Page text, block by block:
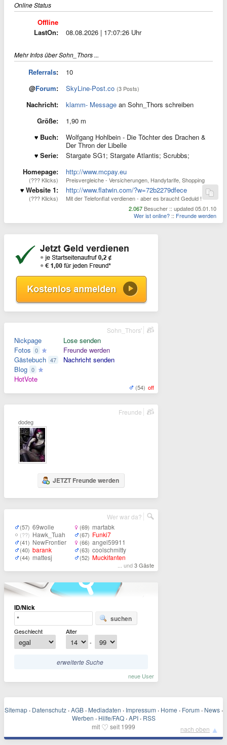
Online Status
Offline
LastOn:
08.08.2026 | 17:07:26 Uhr
Mehr Infos über Sohn_Thors ...
Referrals:
10
@Forum: SkyLine-Post.co (3 Posts)
Nachricht: klamm- Message an Sohn_Thors schreiben
Größe:
1,90 m
Buch:
Wolfgang Hohlbein - Die Töchter des Drachen &
Der Thron der Libelle
Serie:
Stargate SG1; Stargate Atlantis; Scrubbs;
Homepage:
(??? Klicks)
http://www.mcpay.eu
Preisvergleiche - Versicherungen, Handytarife, Shopping
Website 1:
(??? Klicks)
http://www.flatwin.com/?w=72b2279dfece
Mit der Telefonflat verdienen - aber es braucht Geduld !
2.067 Besucher :: updated 05.01.10
Wer ist online? :: Freunde werden
Nickpage
Fotos 0
Gästebuch 47
Blog 0
HotVote
Lose senden
Freunde werden
Nachricht senden
(54) off
Sohn_Thors'
dodeg
JETZT Freunde werden
Freunde
(57) 69wolle
(??) Hawk_Tuah
(41) NewFrontier
(40) barank
(44) mattesj
(69) martabk
(67) Funki7
(66) angel59911
(63) coolschmitty
(52) Muckifanten
... und3 Gäste
Wer war da?
ID/Nick
suchen
Geschlecht
Alter
-
erweiterte Suche
neue User
Sitemap · Datenschutz · AGB · Mediadaten · Impressum · Home · Forum · News ·
Werben · Hilfe/FAQ · API · RSS
mit ♡ seit 1999 nach oben ▲